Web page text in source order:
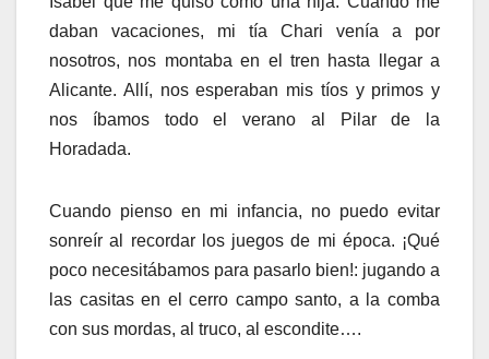
daban vacaciones, mi tía Chari venía a por
nosotros, nos montaba en el tren hasta llegar a
Alicante. Allí, nos esperaban mis tíos y primos y
nos íbamos todo el verano al Pilar de la
Horadada.
Cuando pienso en mi infancia, no puedo evitar
sonreír al recordar los juegos de mi época. ¡Qué
poco necesitábamos para pasarlo bien!: jugando a
las casitas en el cerro campo santo, a la comba
con sus mordas, al truco, al escondite….